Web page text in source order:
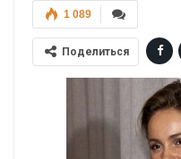
1 089
Поделиться